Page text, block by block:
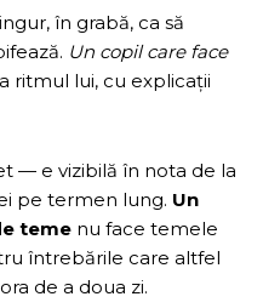
în grabă, ca să
Un copil care face
ritmul lui, cu explicații
— e vizibilă în nota de la
pe termen lung. Un
teme nu face temele
întrebările care altfel
de a doua zi.